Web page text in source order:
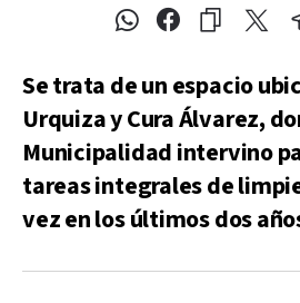
Se trata de un espacio
Urquiza y Cura Álvarez,
Municipalidad intervino
tareas integrales de
vez en los últimos dos